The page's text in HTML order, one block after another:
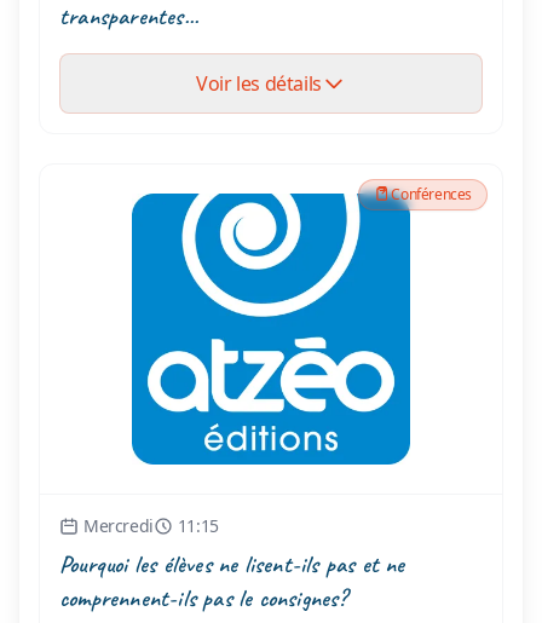
transparentes...
Voir les détails
Conférences
Mercredi 11:15
Pourquoi les élèves ne lisent-ils pas et ne
comprennent-ils pas le consignes?